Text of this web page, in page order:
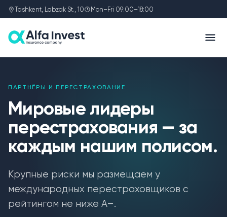
Tashkent, Labzak St., 10 Mon–Fri 09:00–18:00
ПАРТНЁРЫ И ПЕРЕСТРАХОВАНИЕ
Мировые лидеры
перестрахования — за
каждым нашим полисом.
Крупные риски мы размещаем у
международных перестраховщиков с
рейтингом не ниже A–.